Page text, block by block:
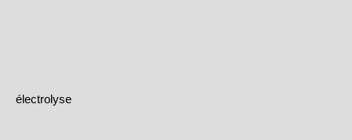
électrolyse